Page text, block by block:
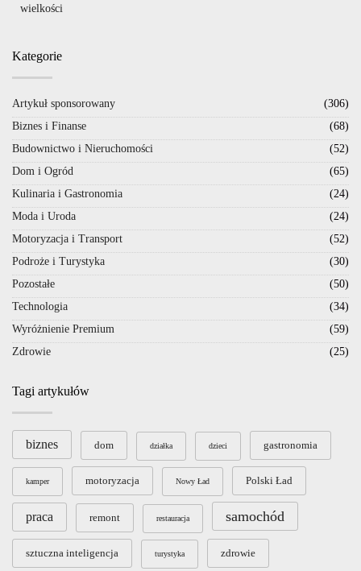
wielkości
Kategorie
Artykuł sponsorowany
(306)
Biznes i Finanse
(68)
Budownictwo i Nieruchomości
(52)
Dom i Ogród
(65)
Kulinaria i Gastronomia
(24)
Moda i Uroda
(24)
Motoryzacja i Transport
(52)
Podroże i Turystyka
(30)
Pozostałe
(50)
Technologia
(34)
Wyróżnienie Premium
(59)
Zdrowie
(25)
Tagi artykułów
biznes dom działka dzieci gastronomia
kamper motoryzacja Nowy Ład Polski Ład
praca remont restauracja samochód
sztuczna inteligencja turystyka zdrowie